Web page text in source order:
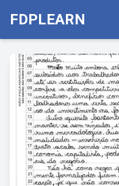
FDPLEARN